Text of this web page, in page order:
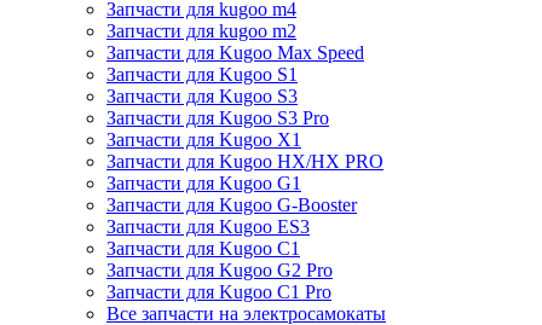
Запчасти для kugoo m4
Запчасти для kugoo m2
Запчасти для Kugoo Max Speed
Запчасти для Kugoo S1
Запчасти для Kugoo S3
Запчасти для Kugoo S3 Pro
Запчасти для Kugoo X1
Запчасти для Kugoo HX/HX PRO
Запчасти для Kugoo G1
Запчасти для Kugoo G-Booster
Запчасти для Kugoo ES3
Запчасти для Kugoo C1
Запчасти для Kugoo G2 Pro
Запчасти для Kugoo C1 Pro
Все запчасти на электросамокаты